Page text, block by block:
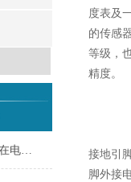
SPM33多功能电力监控仪表在电力系统中的应用
度表及
的传感
等级，
精度。
接地引
脚外接